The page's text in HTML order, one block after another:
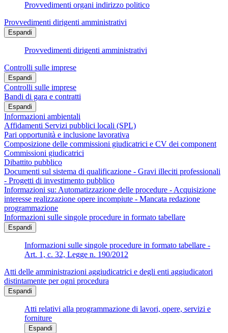
Provvedimenti organi indirizzo politico
Provvedimenti dirigenti amministrativi
Espandi
Provvedimenti dirigenti amministrativi
Controlli sulle imprese
Espandi
Controlli sulle imprese
Bandi di gara e contratti
Espandi
Informazioni ambientali
Affidamenti Servizi pubblici locali (SPL)
Pari opportunità e inclusione lavorativa
Composizione delle commissioni giudicatrici e CV dei component
Commissioni giudicatrici
Dibattito pubblico
Documenti sul sistema di qualificazione - Gravi illeciti professionali
- Progetti di investimento pubblico
Informazioni su: Automatizzazione delle procedure - Acquisizione
interesse realizzazione opere incompiute - Mancata redazione
programmazione
Informazioni sulle singole procedure in formato tabellare
Espandi
Informazioni sulle singole procedure in formato tabellare -
Art. 1, c. 32, Legge n. 190/2012
Atti delle amministrazioni aggiudicatrici e degli enti aggiudicatori
distintamente per ogni procedura
Espandi
Atti relativi alla programmazione di lavori, opere, servizi e
forniture
Espandi